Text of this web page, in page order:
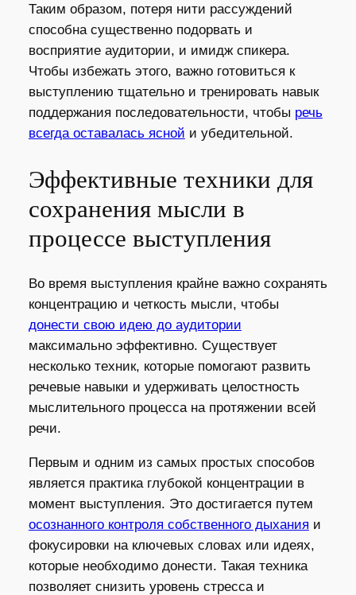
Таким образом, потеря нити рассуждений
способна существенно подорвать и
восприятие аудитории, и имидж спикера.
Чтобы избежать этого, важно готовиться к
выступлению тщательно и тренировать навык
поддержания последовательности, чтобы речь
всегда оставалась ясной и убедительной.
Эффективные техники для
сохранения мысли в
процессе выступления
Во время выступления крайне важно сохранять
концентрацию и четкость мысли, чтобы
донести свою идею до аудитории
максимально эффективно. Существует
несколько техник, которые помогают развить
речевые навыки и удерживать целостность
мыслительного процесса на протяжении всей
речи.
Первым и одним из самых простых способов
является практика глубокой концентрации в
момент выступления. Это достигается путем
осознанного контроля собственного дыхания и
фокусировки на ключевых словах или идеях,
которые необходимо донести. Такая техника
позволяет снизить уровень стресса и